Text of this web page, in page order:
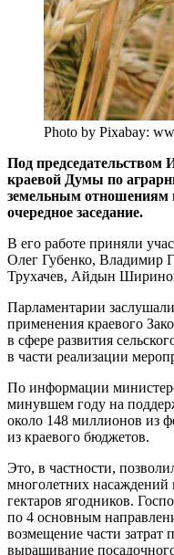
Photo by Pixabay:
Под председательством
краевой Думы по
земельным отношениям
очередное заседание.
В его работе приняли
Олег Губенко, Владимир
Трухачев, Айдын
Парламентарии
применения краевого
в сфере развития
в части реализации
По информации
минувшем году на
около 148 миллионов из
из краевого бюджетов.
Это, в частности,
многолетних насаждений
гектаров ягодников.
по 4 основным
возмещение части затрат
выращивание